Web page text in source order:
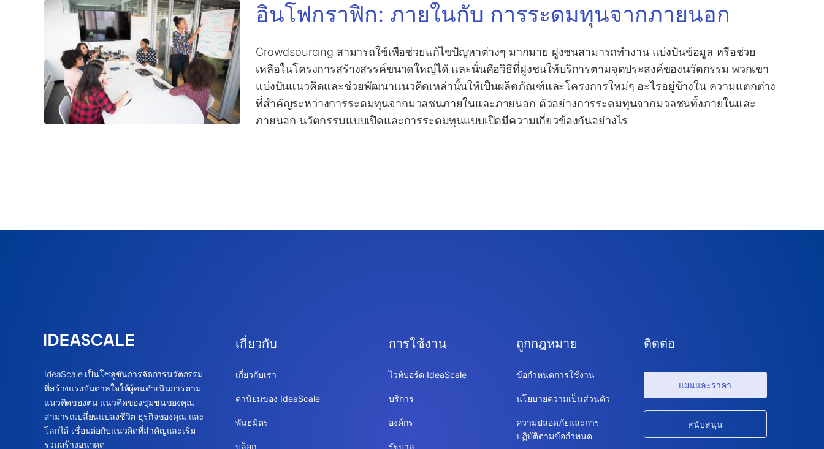
อินโฟกราฟิก: ภายในกับ การระดมทุนจากภายนอก
Crowdsourcing สามารถใช้เพื่อช่วยแก้ไขปัญหาต่างๆ มากมาย ฝูงชนสามารถทำงาน แบ่งปันข้อมูล หรือช่วย
เหลือในโครงการสร้างสรรค์ขนาดใหญ่ได้ และนั่นคือวิธีที่ฝูงชนให้บริการตามจุดประสงค์ของนวัตกรรม พวกเขา
แบ่งปันแนวคิดและช่วยพัฒนาแนวคิดเหล่านั้นให้เป็นผลิตภัณฑ์และโครงการใหม่ๆ อะไรอยู่ข้างใน ความแตกต่าง
ที่สำคัญระหว่างการระดมทุนจากมวลชนภายในและภายนอก ตัวอย่างการระดมทุนจากมวลชนทั้งภายในและ
ภายนอก นวัตกรรมแบบเปิดและการระดมทุนแบบเปิดมีความเกี่ยวข้องกันอย่างไร
IdeaScale เป็นโซลูชันการจัดการนวัตกรรม
ที่สร้างแรงบันดาลใจให้ผู้คนดำเนินการตาม
แนวคิดของตน แนวคิดของชุมชนของคุณ
สามารถเปลี่ยนแปลงชีวิต ธุรกิจของคุณ และ
โลกได้ เชื่อมต่อกับแนวคิดที่สำคัญและเริ่ม
ร่วมสร้างอนาคต
เกี่ยวกับ
เกี่ยวกับเรา
ค่านิยมของ IdeaScale
พันธมิตร
บล็อก
การใช้งาน
ไวท์บอร์ด IdeaScale
บริการ
องค์กร
รัฐบาล
ถูกกฎหมาย
ข้อกำหนดการใช้งาน
นโยบายความเป็นส่วนตัว
ความปลอดภัยและการ
ปฏิบัติตามข้อกำหนด
ติดต่อ
แผนและราคา
สนับสนุน